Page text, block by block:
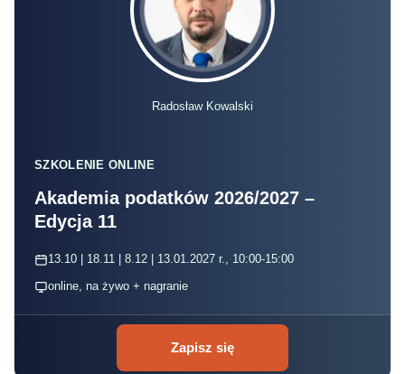
Radosław Kowalski
SZKOLENIE ONLINE
Akademia podatków 2026/2027 –
Edycja 11
13.10 | 18.11 | 8.12 | 13.01.2027 r., 10:00-15:00
online, na żywo + nagranie
Zapisz się